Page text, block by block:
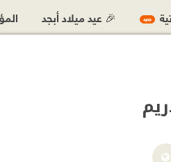
جديد 🎉 عيد ميلاد أبجد